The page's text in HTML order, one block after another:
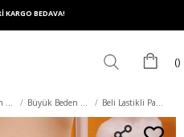
KARGO BEDAVA!
Büyük Beden Pantolon Büyük Beden Kumaş Pantolon Beli Lastikli Paça Yırtmaç Detaylı Büyük Beden Saks Kumaş Pantolon